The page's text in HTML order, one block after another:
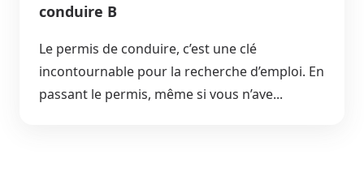
conduire B
Le permis de conduire, c’est une clé
incontournable pour la recherche d’emploi. En
passant le permis, même si vous n’ave...